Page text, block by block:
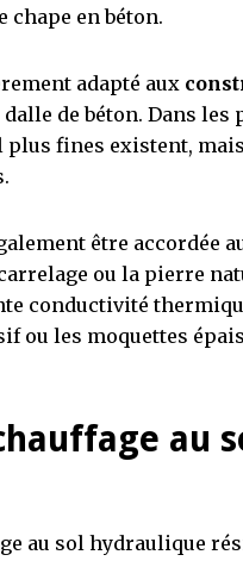
chape en béton.
adapté aux
de béton. Dans les
plus fines existent,
être accordée
ou la pierre
conductivité
ou les moquettes
au
au sol hydraulique